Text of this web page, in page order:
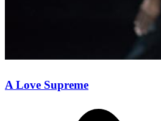
A Love Supreme